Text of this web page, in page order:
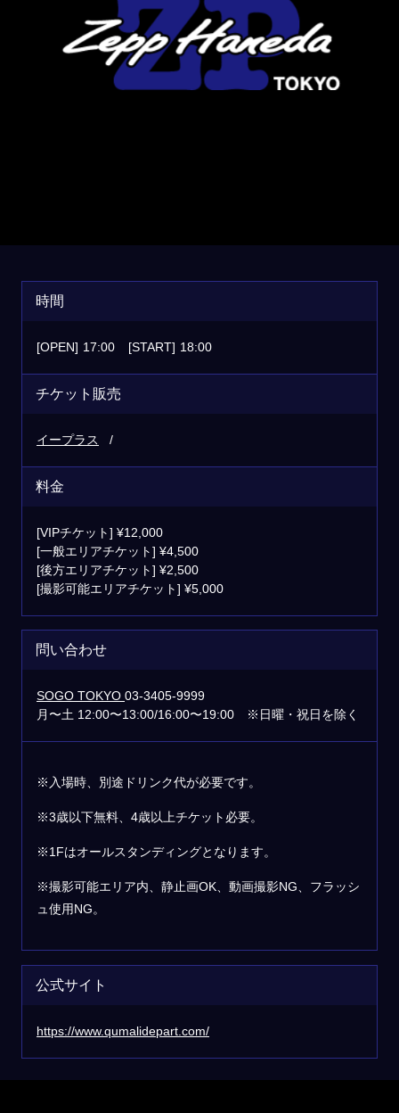
時間
[OPEN] 17:00 [START] 18:00
チケット販売
イープラス
料金
[VIPチケット] ¥12,000
[一般エリアチケット] ¥4,500
[後方エリアチケット] ¥2,500
[撮影可能エリアチケット] ¥5,000
問い合わせ
SOGO TOKYO 03-3405-9999
月〜土 12:00〜13:00/16:00〜19:00 ※日曜・祝日を除く
※入場時、別途ドリンク代が必要です。
※3歳以下無料、4歳以上チケット必要。
※1Fはオールスタンディングとなります。
※撮影可能エリア内、静止画OK、動画撮影NG、フラッシ
ュ使用NG。
公式サイト
https://www.qumalidepart.com/